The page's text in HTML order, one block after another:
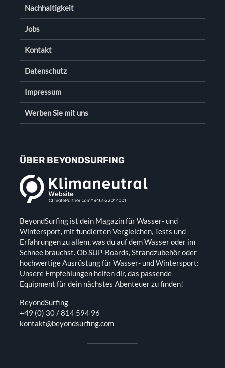
Nachhaltigkeit
Jobs
Kontakt
Datenschutz
Impressum
Werben Sie mit uns
ÜBER BEYONDSURFING
BeyondSurfing ist dein Magazin für Wasser- und
Wintersport, mit fundierten Vergleichen, Tests und
Erfahrungen zu allem, was du auf dem Wasser oder im
Schnee brauchst. Ob SUP-Boards, Strandzubehör oder
hochwertige Ausrüstung für Wasser- und Wintersport:
Unsere Empfehlungen helfen dir, das passende
Equipment für dein nächstes Abenteuer zu finden!
BeyondSurfing
+49 (0) 30 / 814 594 96
kontakt@beyondsurfing.com